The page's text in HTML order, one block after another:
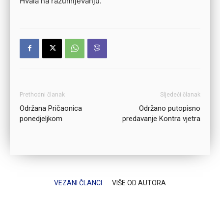
Prethodni članak
Održana Pričaonica
ponedjeljkom
Sljedeći članak
Održano putopisno
predavanje Kontra vjetra
VEZANI ČLANCI VIŠE OD AUTORA